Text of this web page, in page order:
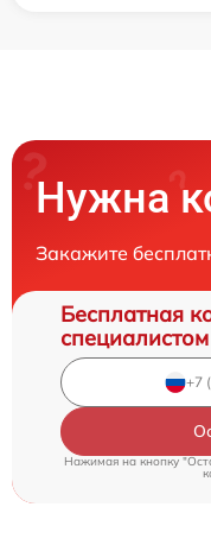
Нужна
Закажите
Бесплатная
специалистом
Нажимая на кнопку